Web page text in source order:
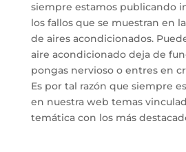
siempre estamos publicando
los fallos que se muestran en
de aires acondicionados.
aire acondicionado deja de
pongas nervioso o entres en
Es por tal razón que siempre
en nuestra web temas
temática con los más